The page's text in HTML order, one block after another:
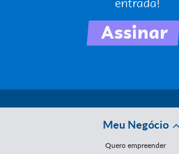
Meu Negócio
Quero empreender